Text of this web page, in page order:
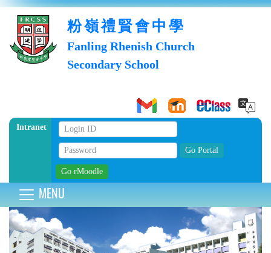
粉嶺禮賢會中學
Fanling Rhenish Church
Secondary School
Intranet
MENU